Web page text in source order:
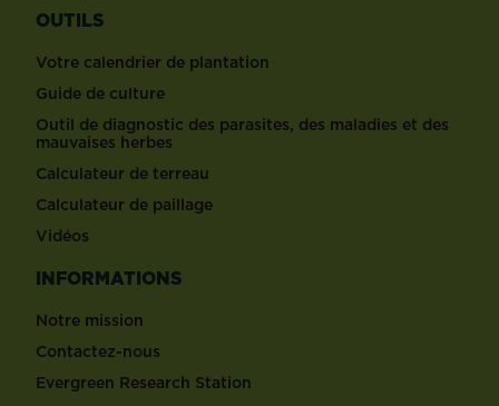
OUTILS
Votre calendrier de plantation
Guide de culture
Outil de diagnostic des parasites, des maladies et des
mauvaises herbes
Calculateur de terreau
Calculateur de paillage
Vidéos
INFORMATIONS
Notre mission
Contactez-nous
Evergreen Research Station